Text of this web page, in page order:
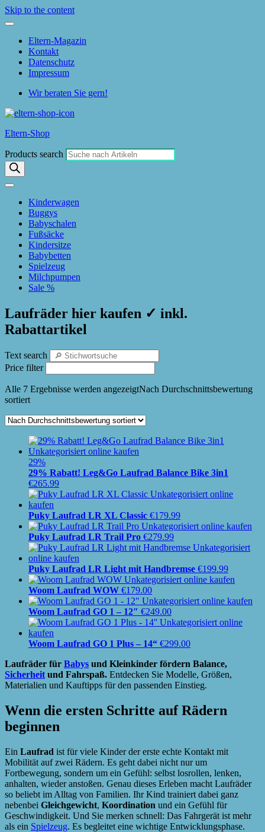
Skip to the content
Eltern-Magazin
Kontakt
Datenschutz
Impressum
Wir beraten Sie gern!
Eltern-Shop
Products search
Kinderwagen
Buggys
Babyschalen
Fußsäcke
Kindersitze
Babybetten
Spielzeug
Milchpumpen
Sale %
Laufräder hier kaufen ✓ inkl.
Rabattartikel
Text search
Price filter
Alle 7 Ergebnisse werden angezeigtNach Durchschnittsbewertung
sortiert
29%
29% Rabatt! Leg&Go Laufrad Balance Bike 3in1
€265.99
Puky Laufrad LR XL Classic €179.99
Puky Laufrad LR Trail Pro €279.99
Puky Laufrad LR Light mit Handbremse €199.99
Woom Laufrad WOW €179.00
Woom Laufrad GO 1 – 12″ €249.00
Woom Laufrad GO 1 Plus – 14“ €299.00
Laufräder für Babys und Kleinkinder fördern Balance,
Sicherheit und Fahrspaß. Entdecken Sie Modelle, Größen,
Materialien und Kauftipps für den passenden Einstieg.
Wenn die ersten Schritte auf Rädern
beginnen
Ein Laufrad ist für viele Kinder der erste echte Kontakt mit
Mobilität auf zwei Rädern. Es geht dabei nicht nur um
Fortbewegung, sondern um ein Gefühl: selbst losrollen, lenken,
anhalten, wieder anstoßen. Genau dieses Erleben macht Laufräder
so beliebt im Alltag von Familien. Ihr Kind trainiert dabei ganz
nebenbei Gleichgewicht, Koordination und ein Gefühl für
Geschwindigkeit. Und Sie merken schnell: Das Fahrgerät ist mehr
als ein Spielzeug. Es begleitet eine wichtige Entwicklungsphase.